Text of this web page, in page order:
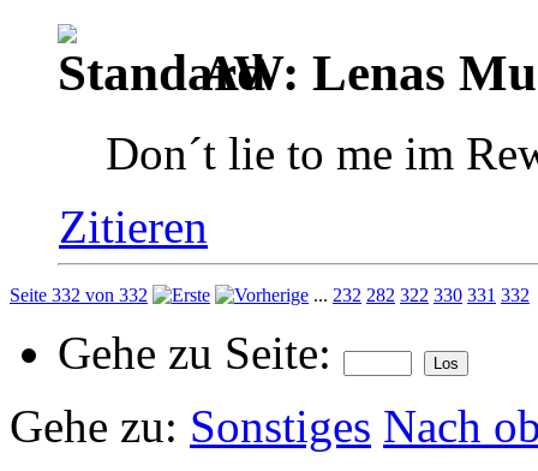
AW: Lenas
Don´t lie to me im
Zitieren
Seite 332 von 332 ... 232 282 322 330 331 332
Gehe zu Seite:
Gehe zu: Sonstiges Nach